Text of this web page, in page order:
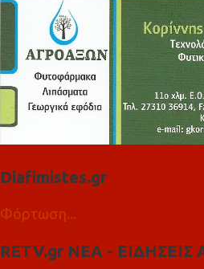
Diafimistes.gr
Φόρτωση...
RETV.gr ΝΕΑ -